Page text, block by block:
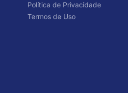
Política de Privacidade
Termos de Uso